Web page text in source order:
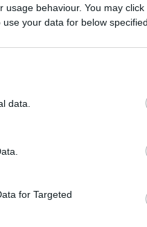
behaviour. You may
your data for below
data.
for Targeted